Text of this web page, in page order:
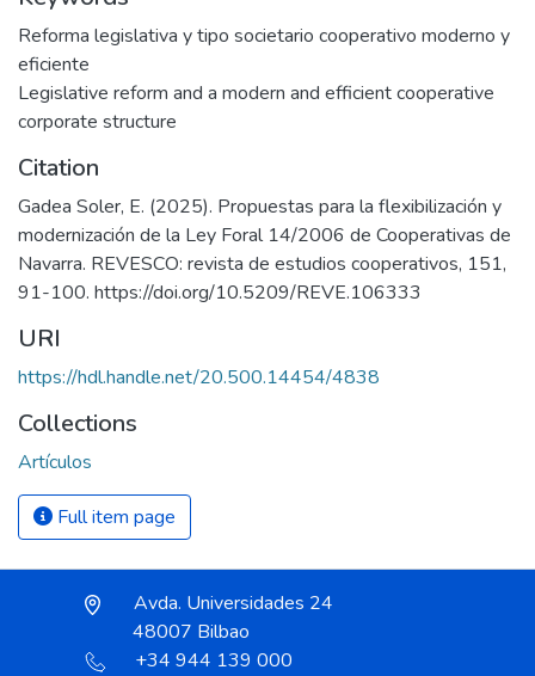
Reforma legislativa y tipo societario cooperativo moderno y
eficiente
Legislative reform and a modern and efficient cooperative
corporate structure
Citation
Gadea Soler, E. (2025). Propuestas para la flexibilización y
modernización de la Ley Foral 14/2006 de Cooperativas de
Navarra. REVESCO: revista de estudios cooperativos, 151,
91-100. https://doi.org/10.5209/REVE.106333
URI
https://hdl.handle.net/20.500.14454/4838
Collections
Artículos
Full item page
Avda. Universidades 24
48007 Bilbao
+34 944 139 000